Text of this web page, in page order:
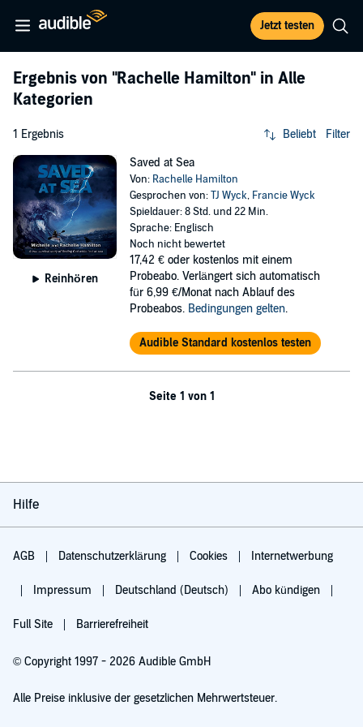
Jetzt testen
Ergebnis von "Rachelle Hamilton" in Alle
Kategorien
1 Ergebnis Beliebt Filter
Reinhören
Saved at Sea
Von: Rachelle Hamilton
Gesprochen von:TJ Wyck, Francie Wyck
Spieldauer: 8 Std. und 22 Min.
Sprache: Englisch
Noch nicht bewertet
17,42 € oder kostenlos mit einem
Probeabo. Verlängert sich automatisch
für 6,99 €/Monat nach Ablauf des
Probeabos. Bedingungen gelten.
Audible Standard kostenlos testen
Seite 1 von 1
Hilfe
AGB Datenschutzerklärung Cookies Internetwerbung
Impressum Deutschland (Deutsch) Abo kündigen
Full Site Barrierefreiheit
© Copyright 1997 - 2026 Audible GmbH
Alle Preise inklusive der gesetzlichen Mehrwertsteuer.